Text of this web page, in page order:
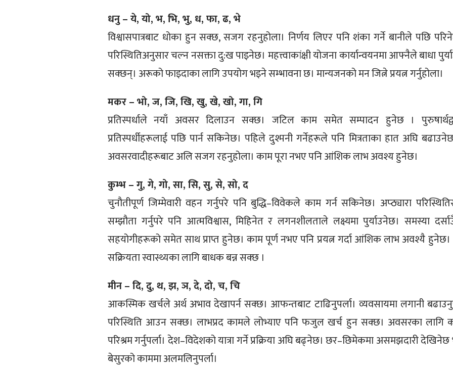
धनु – ये, यो, भ, भि, भु, ध, फा, ढ, भे
विश्वासपात्रबाट धोका हुन सक्छ, सजग रहनुहोला। निर्णय लिएर पनि शंका गर्ने बानीले पछि
परिस्थितिअनुसार चल्न नसक्ता दु:ख पाइनेछ। महत्त्वाकांक्षी योजना कार्यान्वयनमा आफ्नैले बाधा
सक्छन्। अरूको फाइदाका लागि उपयोग भइने सम्भावना छ। मान्यजनको मन जित्ने प्रयत्न गर्नुहोला।
मकर – भो, ज, जि, खि, खु, खे, खो, गा, गि
प्रतिस्पर्धाले नयाँ अवसर दिलाउन सक्छ। जटिल काम समेत सम्पादन हुनेछ ।
प्रतिस्पर्धीहरूलाई पछि पार्न सकिनेछ। पहिले दुश्मनी गर्नेहरूले पनि मित्रताका हात अघि
अवसरवादीहरूबाट अलि सजग रहनुहोला। काम पूरा नभए पनि आंशिक लाभ अवश्य हुनेछ।
कुम्भ – गु, गे, गो, सा, सि, सु, से, सो, द
चुनौतीपूर्ण जिम्मेवारी वहन गर्नुपरे पनि बुद्धि–विवेकले काम गर्न सकिनेछ। अप्ठ्यारा
सम्झौता गर्नुपरे पनि आत्मविश्वास, मिहिनेत र लगनशीलताले लक्ष्यमा पुर्याउनेछ। समस्या
सहयोगीहरूको समेत साथ प्राप्त हुनेछ। काम पूर्ण नभए पनि प्रयत्न गर्दा आंशिक लाभ अवश्यै
सक्रियता स्वास्थ्यका लागि बाधक बन्न सक्छ ।
मीन – दि, दु, थ, झ, ञ, दे, दो, च, चि
आकस्मिक खर्चले अर्थ अभाव देखापर्न सक्छ। आफन्तबाट टाढिनुपर्ला। व्यवसायमा लगानी
परिस्थिति आउन सक्छ। लाभप्रद कामले लोभ्याए पनि फजुल खर्च हुन सक्छ। अवसरका लागि
परिश्रम गर्नुपर्ला। देश–विदेशको यात्रा गर्ने प्रक्रिया अघि बढ्नेछ। छर–छिमेकमा असमझदारी
बेसुरको काममा अलमलिनुपर्ला।